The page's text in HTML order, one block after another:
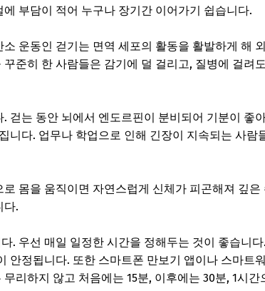
부담이 적어 누구나 장기간 이어가기 쉽습니다.
운동인 걷기는 면역 세포의 활동을 활발하게 해
준히 한 사람들은 감기에 덜 걸리고, 질병에 걸려
걷는 동안 뇌에서 엔도르핀이 분비되어 기분이 좋
니다. 업무나 학업으로 인해 긴장이 지속되는 사람
몸을 움직이면 자연스럽게 신체가 피곤해져 깊은
다.
. 우선 매일 일정한 시간을 정해두는 것이 좋습니
안정됩니다. 또한 스마트폰 만보기 앱이나 스마트
리하지 않고 처음에는 15분, 이후에는 30분, 1시간